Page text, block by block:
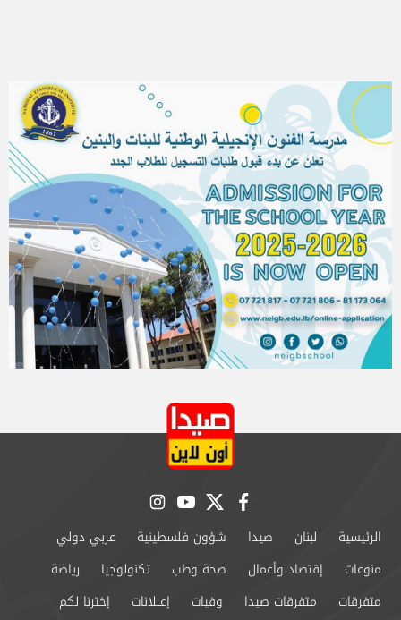
facebook
twitter
youtube
instagram
الرئيسية لبنان صيدا شؤون فلسطينية
عربي دولي
منوعات
إقتصاد وأعمال صحة وطب تكنولوجيا
رياضة
متفرقات
متفرقات صيدا وفيات إعــلانات إخترنا لكم